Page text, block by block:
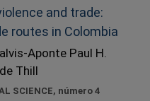
and trade:
routes in Colombia
Aponte Paul H.
Thill
SCIENCE, número 4